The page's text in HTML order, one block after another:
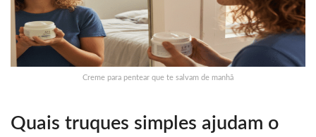
Creme para pentear que te salvam de manhã
Quais truques simples ajudam o